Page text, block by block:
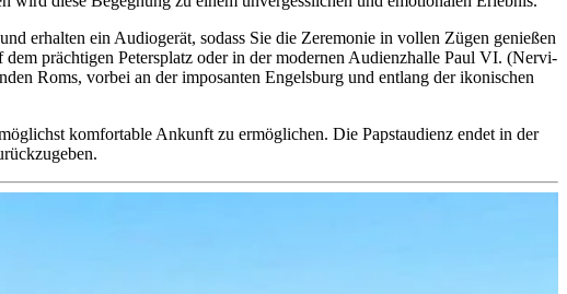
erhalten ein Audiogerät, sodass Sie die Zeremonie in vollen Zügen genießen
prächtigen Petersplatz oder in der modernen Audienzhalle Paul VI. (Nervi-
Roms, vorbei an der imposanten Engelsburg und entlang der ikonischen
komfortable Ankunft zu ermöglichen. Die Papstaudienz endet in der